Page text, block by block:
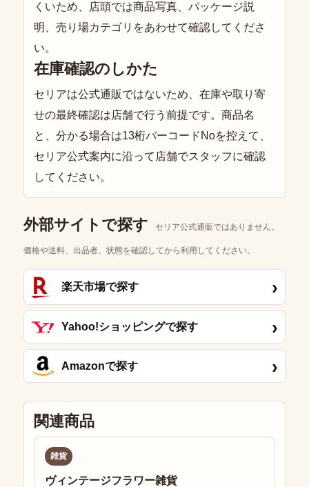
くいため、店頭では商品写真、パッケージ説
明、売り場カテゴリをあわせて確認してくださ
い。
在庫確認のしかた
セリアは公式通販ではないため、在庫や取り寄
せの最終確認は店舗で行う前提です。商品名
と、分かる場合は13桁バーコードNoを控えて、
セリア公式案内に沿って店舗でスタッフに確認
してください。
外部サイトで探す セリア公式通販ではありません。
価格や送料、出品者、状態を確認してから利用してください。
楽天市場で探す ›
Yahoo!ショッピングで探す ›
Amazonで探す ›
関連商品
雑貨
ヴィンテージフラワー雑貨